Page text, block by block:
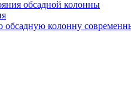
обсадной колонны
обсадную колонну